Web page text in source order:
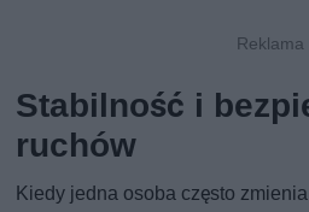
Stabilność i
ruchów
Kiedy jedna osoba często